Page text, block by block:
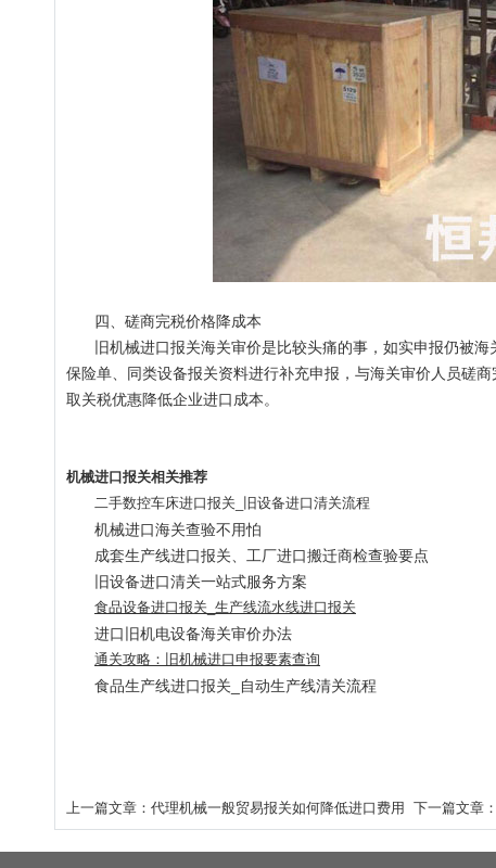
四、磋商完税价格降成本
旧机械进口报关海关审价是比较头痛的事，如实申报仍被
保险单、同类设备报关资料进行补充申报，与海关审价人员磋
取关税优惠降低企业进口成本。
机械进口报关相关推荐
二手数控车床进口报关_旧设备进口清关流程
机械进口海关查验不用怕
成套生产线进口报关、工厂进口搬迁商检查验要点
旧设备进口清关一站式服务方案
食品设备进口报关_生产线流水线进口报关
进口旧机电设备海关审价办法
通关攻略：旧机械进口申报要素查询
食品生产线进口报关_自动生产线清关流程
上一篇文章： 代理机械一般贸易报关如何降低进口费用 下一篇文章：